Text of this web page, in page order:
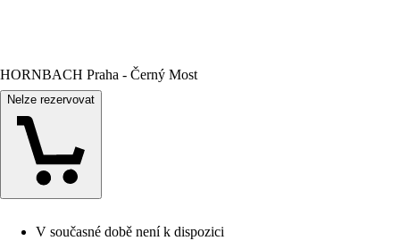
HORNBACH Praha - Černý Most
Nelze rezervovat
V současné době není k dispozici